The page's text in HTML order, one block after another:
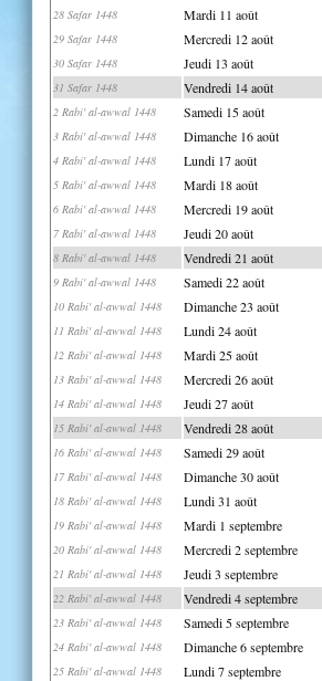
28 Safar 1448 Mardi 11 août
29 Safar 1448 Mercredi 12 août
30 Safar 1448 Jeudi 13 août
31 Safar 1448 Vendredi 14 août
2 Rabi' al-awwal 1448 Samedi 15 août
3 Rabi' al-awwal 1448 Dimanche 16 août
4 Rabi' al-awwal 1448 Lundi 17 août
5 Rabi' al-awwal 1448 Mardi 18 août
6 Rabi' al-awwal 1448 Mercredi 19 août
7 Rabi' al-awwal 1448 Jeudi 20 août
8 Rabi' al-awwal 1448 Vendredi 21 août
9 Rabi' al-awwal 1448 Samedi 22 août
10 Rabi' al-awwal 1448 Dimanche 23 août
11 Rabi' al-awwal 1448 Lundi 24 août
12 Rabi' al-awwal 1448 Mardi 25 août
13 Rabi' al-awwal 1448 Mercredi 26 août
14 Rabi' al-awwal 1448 Jeudi 27 août
15 Rabi' al-awwal 1448 Vendredi 28 août
16 Rabi' al-awwal 1448 Samedi 29 août
17 Rabi' al-awwal 1448 Dimanche 30 août
18 Rabi' al-awwal 1448 Lundi 31 août
19 Rabi' al-awwal 1448 Mardi 1 septembre
20 Rabi' al-awwal 1448 Mercredi 2 septembre
21 Rabi' al-awwal 1448 Jeudi 3 septembre
22 Rabi' al-awwal 1448 Vendredi 4 septembre
23 Rabi' al-awwal 1448 Samedi 5 septembre
24 Rabi' al-awwal 1448 Dimanche 6 septembre
25 Rabi' al-awwal 1448 Lundi 7 septembre